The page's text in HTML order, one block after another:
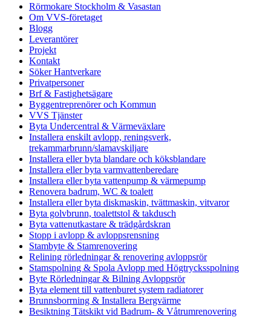
Rörmokare Stockholm & Vasastan
Om VVS-företaget
Blogg
Leverantörer
Projekt
Kontakt
Söker Hantverkare
Privatpersoner
Brf & Fastighetsägare
Byggentreprenörer och Kommun
VVS Tjänster
Byta Undercentral & Värmeväxlare
Installera enskilt avlopp, reningsverk,
trekammarbrunn/slamavskiljare
Installera eller byta blandare och köksblandare
Installera eller byta varmvattenberedare
Installera eller byta vattenpump & värmepump
Renovera badrum, WC & toalett
Installera eller byta diskmaskin, tvättmaskin, vitvaror
Byta golvbrunn, toalettstol & takdusch
Byta vattenutkastare & trädgårdskran
Stopp i avlopp & avloppsrensning
Stambyte & Stamrenovering
Relining rörledningar & renovering avloppsrör
Stamspolning & Spola Avlopp med Högtrycksspolning
Byte Rörledningar & Bilning Avloppsrör
Byta element till vattenburet system radiatorer
Brunnsborrning & Installera Bergvärme
Besiktning Tätskikt vid Badrum- & Våtrumrenovering